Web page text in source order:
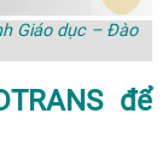
Giáo dục – Đào
để